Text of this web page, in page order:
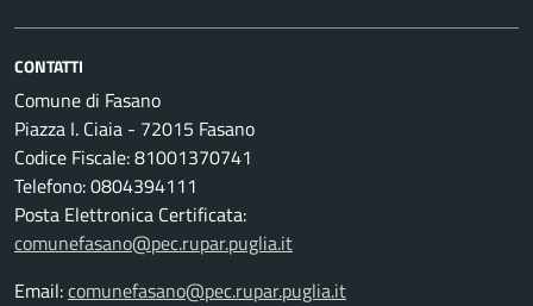
CONTATTI
Comune di Fasano
Piazza I. Ciaia - 72015 Fasano
Codice Fiscale: 81001370741
Telefono: 0804394111
Posta Elettronica Certificata:
comunefasano@pec.rupar.puglia.it
Email:comunefasano@pec.rupar.puglia.it